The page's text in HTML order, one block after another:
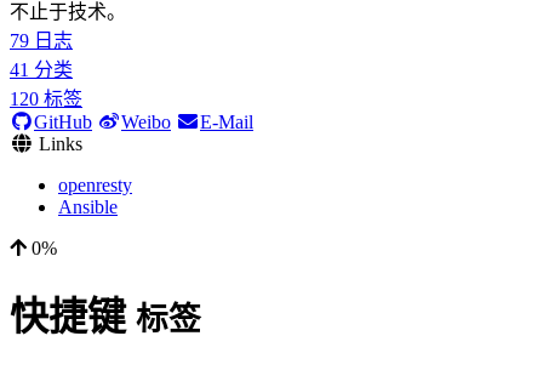
不止于技术。
79 日志
41 分类
120 标签
GitHub
Weibo
E-Mail
Links
openresty
Ansible
0%
快捷键 标签